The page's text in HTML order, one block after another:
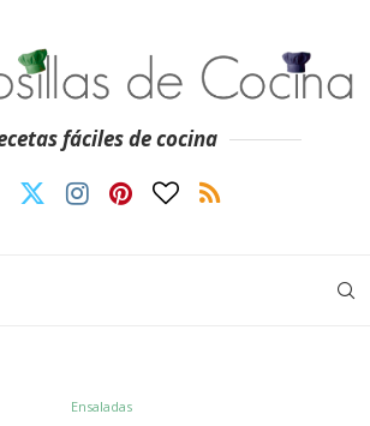
fáciles de cocina
Ensaladas